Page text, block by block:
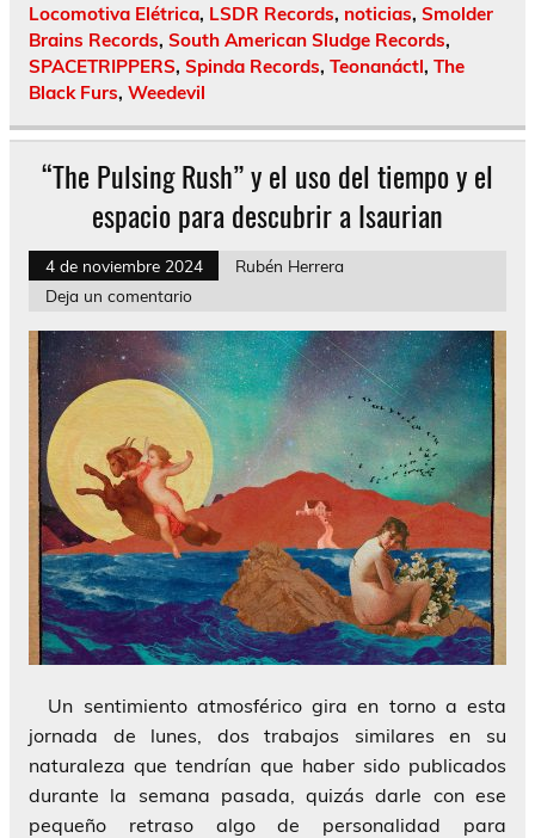
Locomotiva Elétrica, LSDR Records, noticias, Smolder
Brains Records, South American Sludge Records,
SPACETRIPPERS, Spinda Records, Teonanáctl, The
Black Furs, Weedevil
“The Pulsing Rush” y el uso del tiempo y el
espacio para descubrir a Isaurian
4 de noviembre 2024
Rubén Herrera
Deja un comentario
Un sentimiento atmosférico gira en torno a esta
jornada de lunes, dos trabajos similares en su
naturaleza que tendrían que haber sido publicados
durante la semana pasada, quizás darle con ese
pequeño retraso algo de personalidad para